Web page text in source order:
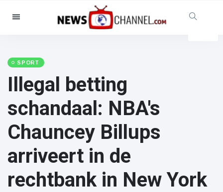
Categorieën
Maatschappelijk & Leuk
Bioscoop & TV
(81)
(237)
Beroemdheden
(13938)
Mode & Schoonheid
(122)
Eten & drinken
(79)
Gaming
(160)
SPORT
Illegal betting
schandaal: NBA's
Chauncey Billups
arriveert in de
rechtbank in New York